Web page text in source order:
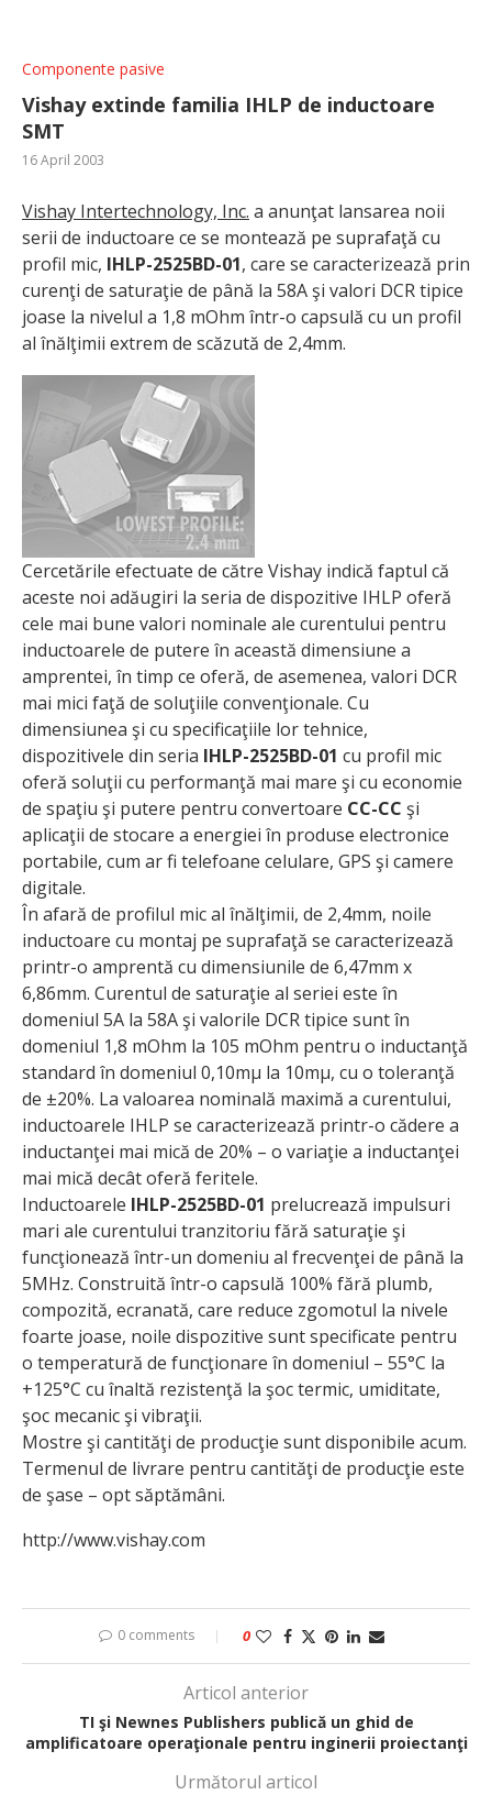
Componente pasive
Vishay extinde familia IHLP de inductoare
SMT
16 April 2003
Vishay Intertechnology, Inc. a anunţat lansarea noii
serii de inductoare ce se montează pe suprafaţă cu
profil mic, IHLP-2525BD-01, care se caracterizează prin
curenţi de saturaţie de până la 58A şi valori DCR tipice
joase la nivelul a 1,8 mOhm într-o capsulă cu un profil
al înălţimii extrem de scăzută de 2,4mm.
Cercetările efectuate de către Vishay indică faptul că
aceste noi adăugiri la seria de dispozitive IHLP oferă
cele mai bune valori nominale ale curentului pentru
inductoarele de putere în această dimensiune a
amprentei, în timp ce oferă, de asemenea, valori DCR
mai mici faţă de soluţiile convenţionale. Cu
dimensiunea şi cu specificaţiile lor tehnice,
dispozitivele din seria IHLP-2525BD-01 cu profil mic
oferă soluţii cu performanţă mai mare şi cu economie
de spaţiu şi putere pentru convertoare CC-CC şi
aplicaţii de stocare a energiei în produse electronice
portabile, cum ar fi telefoane celulare, GPS şi camere
digitale.
În afară de profilul mic al înălţimii, de 2,4mm, noile
inductoare cu montaj pe suprafaţă se caracterizează
printr-o amprentă cu dimensiunile de 6,47mm x
6,86mm. Curentul de saturaţie al seriei este în
domeniul 5A la 58A şi valorile DCR tipice sunt în
domeniul 1,8 mOhm la 105 mOhm pentru o inductanţă
standard în domeniul 0,10mµ la 10mµ, cu o toleranţă
de ±20%. La valoarea nominală maximă a curentului,
inductoarele IHLP se caracterizează printr-o cădere a
inductanţei mai mică de 20% – o variaţie a inductanţei
mai mică decât oferă feritele.
Inductoarele IHLP-2525BD-01 prelucrează impulsuri
mari ale curentului tranzitoriu fără saturaţie şi
funcţionează într-un domeniu al frecvenţei de până la
5MHz. Construită într-o capsulă 100% fără plumb,
compozită, ecranată, care reduce zgomotul la nivele
foarte joase, noile dispozitive sunt specificate pentru
o temperatură de funcţionare în domeniul – 55°C la
+125°C cu înaltă rezistenţă la şoc termic, umiditate,
şoc mecanic şi vibraţii.
Mostre şi cantităţi de producţie sunt disponibile acum.
Termenul de livrare pentru cantităţi de producţie este
de şase – opt săptămâni.
http://www.vishay.com
0 comments 0
Articol anterior
TI şi Newnes Publishers publică un ghid de
amplificatoare operaţionale pentru inginerii proiectanţi
Următorul articol